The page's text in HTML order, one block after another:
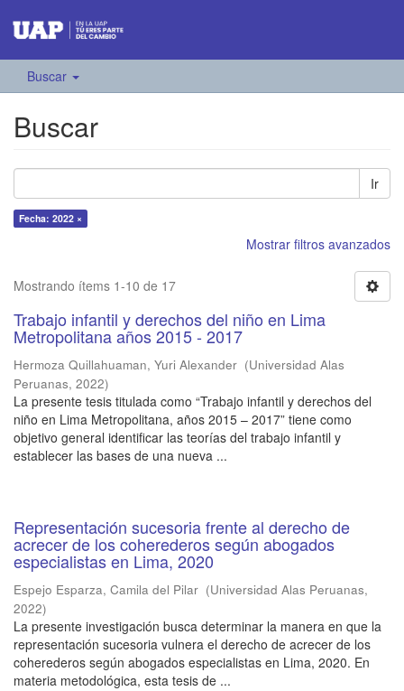
Buscar
Buscar
Ir
Fecha: 2022 ×
Mostrar filtros avanzados
Mostrando ítems 1-10 de 17
Trabajo infantil y derechos del niño en Lima
Metropolitana años 2015 - 2017
Hermoza Quillahuaman, Yuri Alexander (Universidad Alas
Peruanas, 2022)
La presente tesis titulada como “Trabajo infantil y derechos del
niño en Lima Metropolitana, años 2015 – 2017” tiene como
objetivo general identificar las teorías del trabajo infantil y
establecer las bases de una nueva ...
Representación sucesoria frente al derecho de
acrecer de los coherederos según abogados
especialistas en Lima, 2020
Espejo Esparza, Camila del Pilar (Universidad Alas Peruanas,
2022)
La presente investigación busca determinar la manera en que la
representación sucesoria vulnera el derecho de acrecer de los
coherederos según abogados especialistas en Lima, 2020. En
materia metodológica, esta tesis de ...